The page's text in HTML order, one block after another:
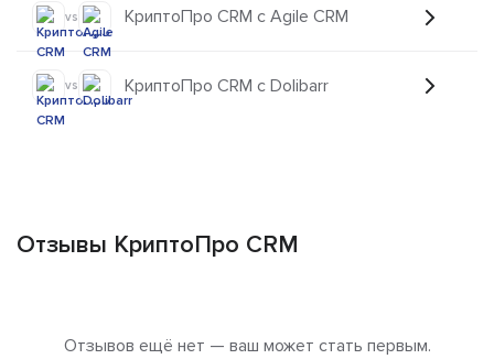
vs КриптоПро CRM с Agile CRM
vs КриптоПро CRM с Dolibarr
Отзывы КриптоПро CRM
Отзывов ещё нет — ваш может стать первым.